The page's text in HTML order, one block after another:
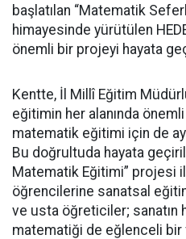
başlatılan “Matematik
himayesinde yürütülen
önemli bir projeyi hayata
Kentte, İl Millî Eğitim
eğitimin her alanında
matematik eğitimi için de
Bu doğrultuda hayata
Matematik Eğitimi” projesi
öğrencilerine sanatsal
ve usta öğreticiler; sanatın
matematiği de eğlenceli